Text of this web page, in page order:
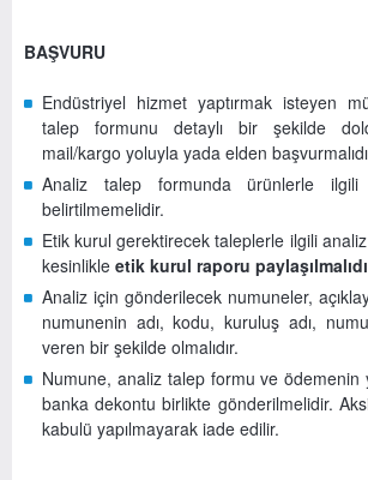
BAŞVURU
Endüstriyel hizmet yaptırmak isteyen
talep formunu detaylı bir şekilde
mail/kargo yoluyla yada elden
Analiz talep formunda ürünlerle ilgili
belirtilmemelidir.
Etik kurul gerektirecek taleplerle ilgili
kesinlikle etik kurul raporu
Analiz için gönderilecek numuneler,
numunenin adı, kodu, kuruluş adı,
veren bir şekilde olmalıdır.
Numune, analiz talep formu ve ödemenin
banka dekontu birlikte gönderilmelidir.
kabulü yapılmayarak iade edilir.